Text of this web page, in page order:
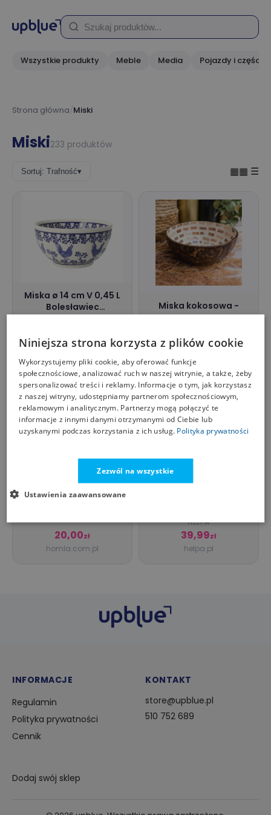
Wszystkie produkty Meble Media Pojazdy i części
Strona główna Miski
Miski233 produktów
Sortuj: Trafność▾ ▦▦ ☰
Miska ø 14 cm V 0,45 L
Bolesławiec
gu971dek1149
92,90zł
e-manufaktura.pl
Miska kokosowa -
pasy
59,00zł
ekoparty.pl
Miska SYLIA biała z
20,00zł
homla.com.pl
HELPA
39,99zł
helpa.pl
INFORMACJE
Regulamin
Polityka prywatności
Cennik
KONTAKT
store@upblue.pl
510 752 689
Dodaj swój sklep
Niniejsza strona korzysta z plików cookie
Wykorzystujemy pliki cookie, aby oferować funkcje
społecznościowe, analizować ruch w naszej witrynie, a także, żeby
spersonalizować treści i reklamy. Informacje o tym, jak korzystasz
z naszej witryny, udostępniamy partnerom społecznościowym,
reklamowym i analitycznym. Partnerzy mogą połączyć te
informacje z innymi danymi otrzymanymi od Ciebie lub
uzyskanymi podczas korzystania z ich usług. Polityka prywatności
Zezwól na wszystkie
Ustawienia zaawansowane